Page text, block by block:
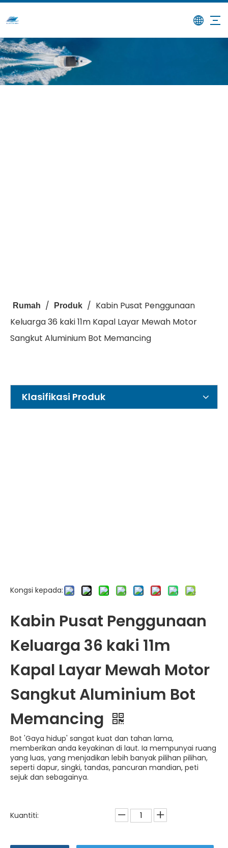
Rumah / Produk / Kabin Pusat Penggunaan
Keluarga 36 kaki 11m Kapal Layar Mewah Motor
Sangkut Aluminium Bot Memancing
Klasifikasi Produk
Kongsi kepada:
Kabin Pusat Penggunaan
Keluarga 36 kaki 11m
Kapal Layar Mewah Motor
Sangkut Aluminium Bot
Memancing
Bot 'Gaya hidup' sangat kuat dan tahan lama,
memberikan anda keyakinan di laut. Ia mempunyai ruang
yang luas, yang menjadikan lebih banyak pilihan pilihan,
seperti dapur, singki, tandas, pancuran mandian, peti
sejuk dan sebagainya.
Kuantiti: